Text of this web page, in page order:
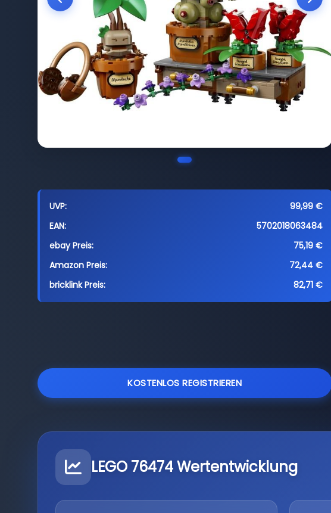
UVP:
99,99 €
EAN:
5702018063484
ebay Preis:
75,19 €
Amazon Preis:
72,44 €
bricklink Preis:
82,71 €
KOSTENLOS REGISTRIEREN
LEGO 76474 Wertentwicklung